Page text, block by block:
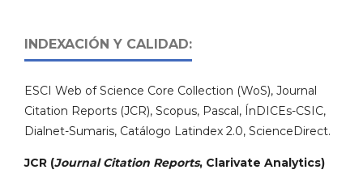
INDEXACIÓN Y CALIDAD:
ESCI Web of Science Core Collection (WoS), Journal
Citation Reports (JCR), Scopus, Pascal, ÍnDICEs-CSIC,
Dialnet-Sumaris, Catálogo Latindex 2.0, ScienceDirect.
JCR (Journal Citation Reports, Clarivate Analytics)